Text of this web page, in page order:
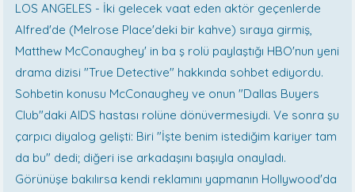
LOS ANGELES - İki gelecek vaat eden aktör geçenlerde
Alfred'de (Melrose Place'deki bir kahve) sıraya girmiş,
Matthew McConaughey' in ba ş rolü paylaştığı HBO'nun yeni
drama dizisi "True Detective" hakkında sohbet ediyordu.
Sohbetin konusu McConaughey ve onun "Dallas Buyers
Club"daki AIDS hastası rolüne dönüvermesiydi. Ve sonra şu
çarpıcı diyalog gelişti: Biri "İşte benim istediğim kariyer tam
da bu" dedi; diğeri ise arkadaşını başıyla onayladı.
Görünüşe bakılırsa kendi reklamını yapmanın Hollywood'da